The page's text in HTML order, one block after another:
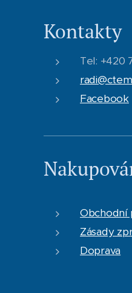
Kontakty
Tel: +420
Facebook
Obchodní
Zásady
Doprava